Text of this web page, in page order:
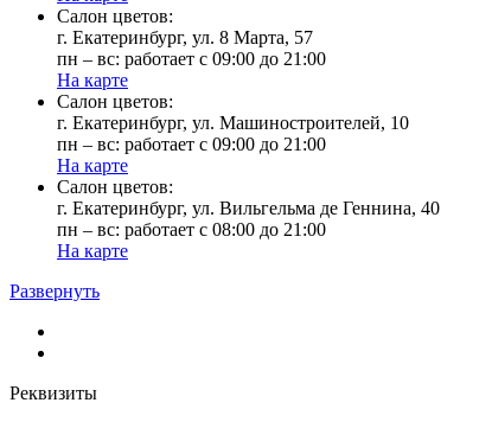
Cалон цветов:
г. Екатеринбург, ул. 8 Марта, 57
пн – вс: работает с 09:00 до 21:00
На карте
Cалон цветов:
г. Екатеринбург, ул. Машиностроителей, 10
пн – вс: работает с 09:00 до 21:00
На карте
Cалон цветов:
г. Екатеринбург, ул. Вильгельма де Геннина, 40
пн – вс: работает с 08:00 до 21:00
На карте
Развернуть
Реквизиты